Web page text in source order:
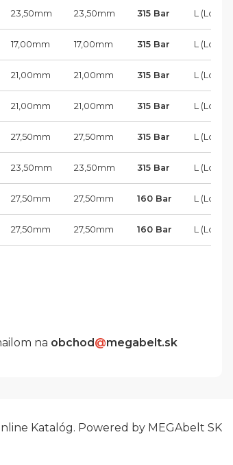
23,50mm 23,50mm 315 Bar L (Load)
17,00mm 17,00mm 315 Bar L (Load)
21,00mm 21,00mm 315 Bar L (Load)
21,00mm 21,00mm 315 Bar L (Load)
27,50mm 27,50mm 315 Bar L (Load)
23,50mm 23,50mm 315 Bar L (Load)
27,50mm 27,50mm 160 Bar L (Load)
27,50mm 27,50mm 160 Bar L (Load)
na obchod@megabelt.sk
Katalóg. Powered by MEGAbelt SK